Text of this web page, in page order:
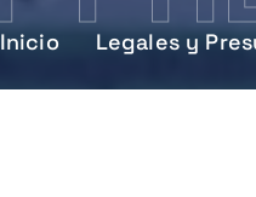
Inicio Legales y